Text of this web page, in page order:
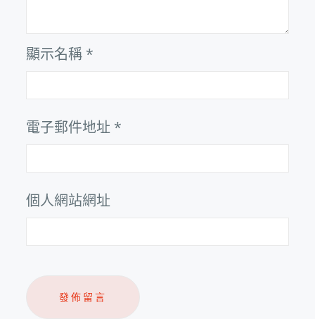
顯示名稱 *
電子郵件地址 *
個人網站網址